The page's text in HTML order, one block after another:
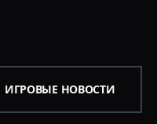
ИГРОВЫЕ НОВОСТИ